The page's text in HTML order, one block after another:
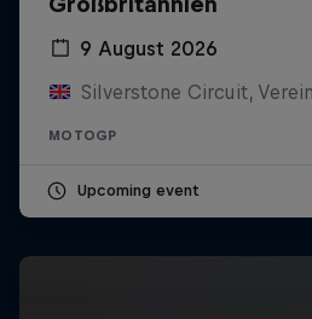
9 August 2026
Silverstone Circuit,
MOTOGP
Upcoming event